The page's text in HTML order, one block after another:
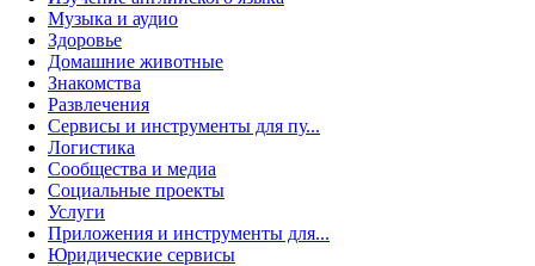
Музыка и аудио
Здоровье
Домашние животные
Знакомства
Развлечения
Сервисы и инструменты для пу...
Логистика
Сообщества и медиа
Социальные проекты
Услуги
Приложения и инструменты для...
Юридические сервисы